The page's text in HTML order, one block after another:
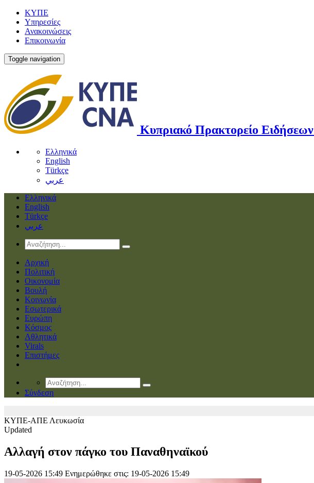
ΚΥΠΕ
Υπηρεσίες
Ανακοινώσεις
Επικοινωνία
Toggle navigation
Κυπριακό Πρακτορείο Ειδήσεων
Ελληνικά
English
Türkçe
عربي
Ελληνικά
English
Türkçe
عربي
Αρχική
Πολιτική
Οικονομία
Βουλή
Κοινωνία
Εσωτερικά
Ευρώπη
Κόσμος
Αθλητικά
Virals
Επιστήμες
Σύνδεση
ΚΥΠΕ-ΑΠΕ Λευκωσία
Updated
Αλλαγή στον πάγκο του Παναθηναϊκού
19-05-2026 15:49 Ενημερώθηκε στις: 19-05-2026 15:49